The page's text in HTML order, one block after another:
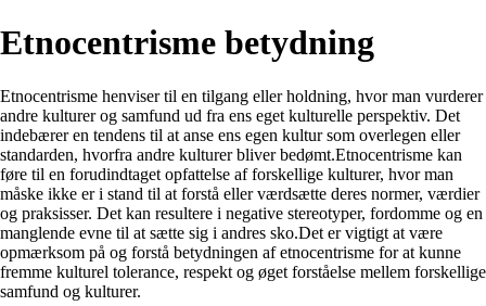
Etnocentrisme betydning
Etnocentrisme henviser til en tilgang eller holdning, hvor man vurderer
andre kulturer og samfund ud fra ens eget kulturelle perspektiv. Det
indebærer en tendens til at anse ens egen kultur som overlegen eller
standarden, hvorfra andre kulturer bliver bedømt.Etnocentrisme kan
føre til en forudindtaget opfattelse af forskellige kulturer, hvor man
måske ikke er i stand til at forstå eller værdsætte deres normer, værdier
og praksisser. Det kan resultere i negative stereotyper, fordomme og en
manglende evne til at sætte sig i andres sko.Det er vigtigt at være
opmærksom på og forstå betydningen af etnocentrisme for at kunne
fremme kulturel tolerance, respekt og øget forståelse mellem forskellige
samfund og kulturer.